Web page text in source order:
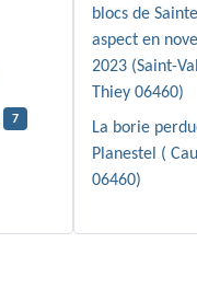
7
blocs de
aspect en
2023 (Saint-
Thiey 06460)
La borie
Planestel (
06460)